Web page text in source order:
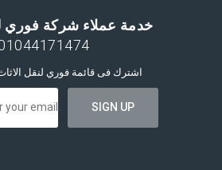
خدمة عملاء شركة فوري
اشترك فى قائمة فوري لنقل